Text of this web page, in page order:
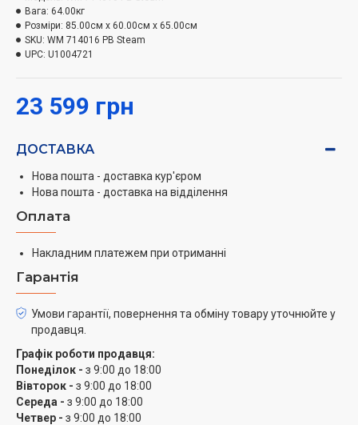
бруд а також захищає одяг від зношування.
23 599 грн
Вага: 64.00кг
Розміри: 85.00см x 60.00см x 65.00см
SKU: WM 714016 PB Steam
UPC: U1004721
ДОСТАВКА
Нова пошта - доставка кур'єром
Нова пошта - доставка на відділення
Оплата
Накладним платежем при отриманні
Гарантія
Умови гарантії, повернення та обміну товару уточнюйте у
продавця.
Графік роботи продавця:
Понеділок - з 9:00 до 18:00
Вівторок - з 9:00 до 18:00
Середа - з 9:00 до 18:00
Четвер - з 9:00 до 18:00